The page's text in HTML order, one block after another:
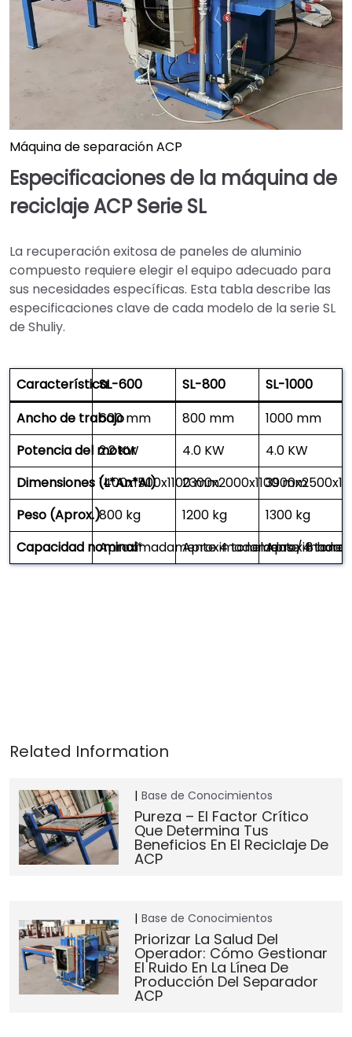
Máquina de separación ACP
Especificaciones de la máquina de
reciclaje ACP Serie SL
La recuperación exitosa de paneles de aluminio
compuesto requiere elegir el equipo adecuado para
sus necesidades específicas. Esta tabla describe las
especificaciones clave de cada modelo de la serie SL
de Shuliy.
CaracterísticaSL-600 SL-800
SL-1000
Ancho de trabajo600 mm 800 mm
1000 mm
Potencia del motor
2.2 KW 4.0 KW
4.0 KW
Dimensiones (L*An*Al)1400x1500x1100 mm2300x2000x1100 mm
Peso (Aprox.)800 kg 1200 kg
1300 kg
Capacidad nominal*
Aproximadamente 4 toneladas / 8 horas
Aproximadamente 4
Base de Conocimientos
Pureza – El Factor Crítico
Que Determina Tus
Beneficios En El Reciclaje De
ACP
Base de Conocimientos
Priorizar La Salud Del
Operador: Cómo Gestionar
El Ruido En La Línea De
Producción Del Separador
ACP